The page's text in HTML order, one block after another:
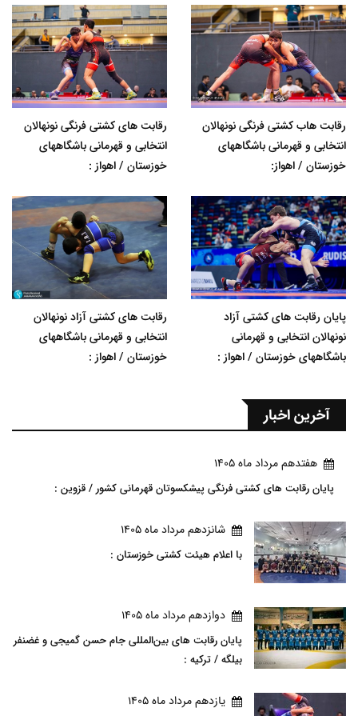
رقابت هاب کشتی فرنگی نونهالان
انتخابی و قهرمانی باشگاههای
خوزستان / اهواز:
رقابت های کشتی فرنگی نونهالان
انتخابی و قهرمانی باشگاههای
خوزستان / اهواز :
پایان رقابت های کشتی آزاد
نونهالان انتخابی و قهرمانی
باشگاههای خوزستان / اهواز :
رقابت های کشتی آزاد نونهالان
انتخابی و قهرمانی باشگاههای
خوزستان / اهواز :
آخرین اخبار
هفتدهم مرداد ماه 1405
پایان رقابت های کشتی فرنگی پیشکسوتان قهرمانی کشور / قزوین :
شانزدهم مرداد ماه 1405
با اعلام هیئت کشتی خوزستان :
دوازدهم مرداد ماه 1405
پایان رقابت های بین‌المللی جام حسن گمیجی و غضنفر
بیلگه / ترکیه :
يازدهم مرداد ماه 1405